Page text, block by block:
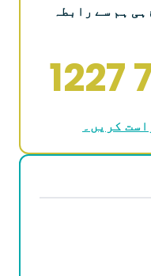
ہم سے رابطہ
کریں۔